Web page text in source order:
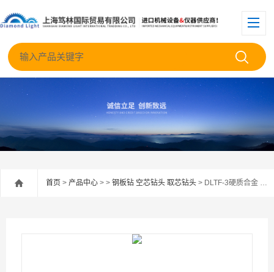
首页 > 产品中心 > > 钢板钻 空芯钻头 取芯钻头 > DLTF-3硬质合金 四孔柄空芯钻头